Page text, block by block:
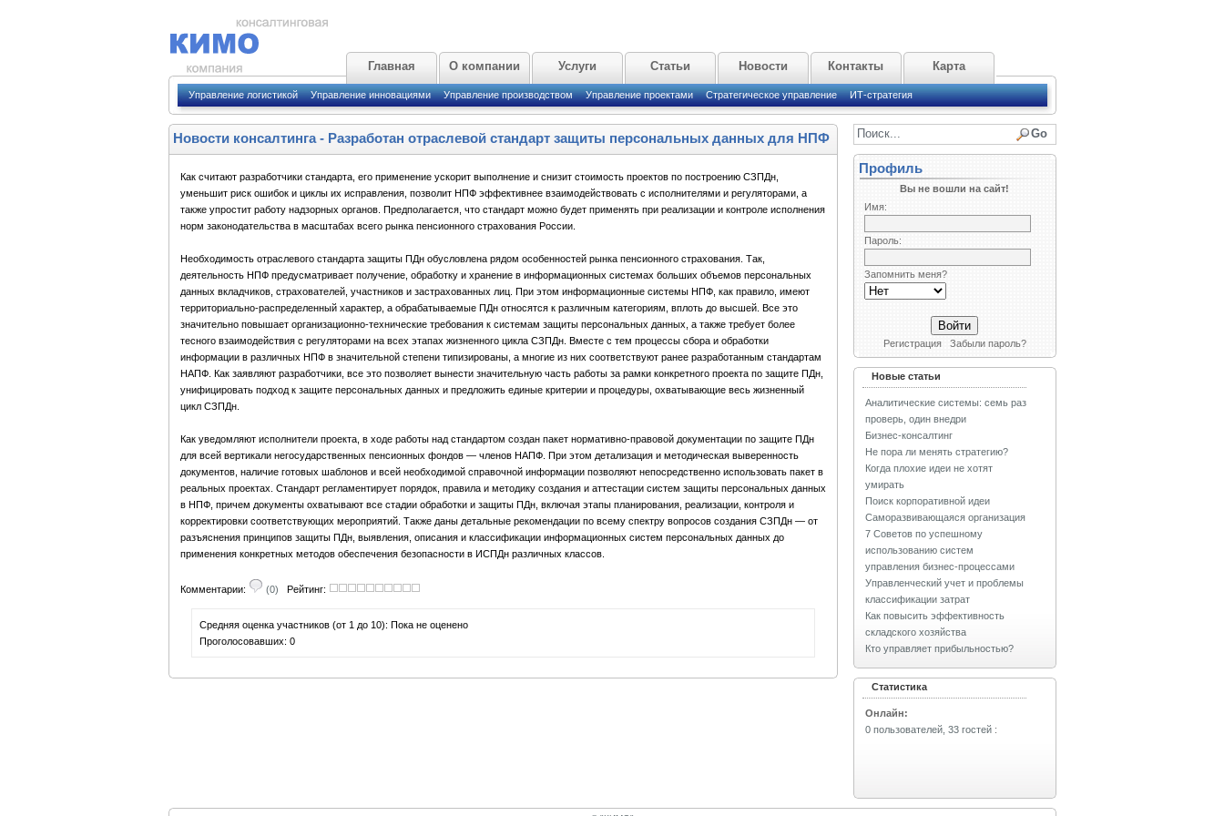
Главная О компании Услуги Статьи Новости Контакты Карта
Управление логистикой Управление инновациями Управление производством Управление проектами Стратегическое управление ИТ-стратегия
Новости консалтинга- Разработан отраслевой стандарт защиты персональных данных для НПФ
Как считают разработчики стандарта, его применение ускорит выполнение и снизит стоимость проектов по построению СЗПДн,
уменьшит риск ошибок и циклы их исправления, позволит НПФ эффективнее взаимодействовать с исполнителями и регуляторами, а
также упростит работу надзорных органов. Предполагается, что стандарт можно будет применять при реализации и контроле исполнения
норм законодательства в масштабах всего рынка пенсионного страхования России.
Необходимость отраслевого стандарта защиты ПДн обусловлена рядом особенностей рынка пенсионного страхования. Так,
деятельность НПФ предусматривает получение, обработку и хранение в информационных системах больших объемов персональных
данных вкладчиков, страхователей, участников и застрахованных лиц. При этом информационные системы НПФ, как правило, имеют
территориально-распределенный характер, а обрабатываемые ПДн относятся к различным категориям, вплоть до высшей. Все это
значительно повышает организационно-технические требования к системам защиты персональных данных, а также требует более
тесного взаимодействия с регуляторами на всех этапах жизненного цикла СЗПДн. Вместе с тем процессы сбора и обработки
информации в различных НПФ в значительной степени типизированы, а многие из них соответствуют ранее разработанным стандартам
НАПФ. Как заявляют разработчики, все это позволяет вынести значительную часть работы за рамки конкретного проекта по защите ПДн,
унифицировать подход к защите персональных данных и предложить единые критерии и процедуры, охватывающие весь жизненный
цикл СЗПДн.
Как уведомляют исполнители проекта, в ходе работы над стандартом создан пакет нормативно-правовой документации по защите ПДн
для всей вертикали негосударственных пенсионных фондов — членов НАПФ. При этом детализация и методическая выверенность
документов, наличие готовых шаблонов и всей необходимой справочной информации позволяют непосредственно использовать пакет в
реальных проектах. Стандарт регламентирует порядок, правила и методику создания и аттестации систем защиты персональных данных
в НПФ, причем документы охватывают все стадии обработки и защиты ПДн, включая этапы планирования, реализации, контроля и
корректировки соответствующих мероприятий. Также даны детальные рекомендации по всему спектру вопросов создания СЗПДн — от
разъяснения принципов защиты ПДн, выявления, описания и классификации информационных систем персональных данных до
применения конкретных методов обеспечения безопасности в ИСПДн различных классов.
Комментарии: (0) Рейтинг:
Средняя оценка участников (от 1 до 10): Пока не оценено
Проголосовавших: 0
Профиль
Вы не вошли на сайт!
Имя:
Пароль:
Запомнить меня?
Регистрация Забыли пароль?
Новые статьи
Аналитические системы: семь раз
проверь, один внедри
Бизнес-консалтинг
Не пора ли менять стратегию?
Когда плохие идеи не хотят
умирать
Поиск корпоративной идеи
Саморазвивающаяся организация
7 Советов по успешному
использованию систем
управления бизнес-процессами
Управленческий учет и проблемы
классификации затрат
Как повысить эффективность
складского хозяйства
Кто управляет прибыльностью?
Статистика
Онлайн:
0 пользователей, 33 гостей: